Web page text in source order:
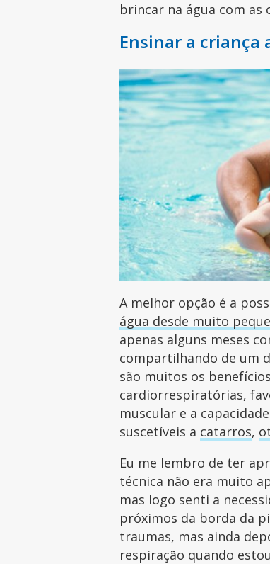
brincar na água com as
Ensinar a criança
A melhor opção é a
água desde muito
apenas alguns meses
compartilhando de um
são muitos os
cardiorrespiratórias,
muscular e a
suscetíveis a catarros,
Eu me lembro de ter
técnica não era muito
mas logo senti a
próximos da borda da
traumas, mas ainda
respiração quando